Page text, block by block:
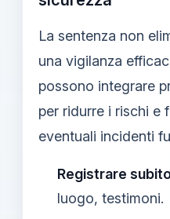
La sentenza non
una vigilanza
possono integrare
per ridurre i rischi e
eventuali incidenti
Registrare
luogo, testimoni.